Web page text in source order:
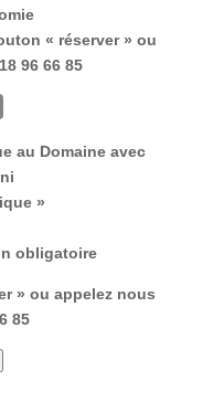
« réserver » ou
96 66 85
au Domaine avec
»
obligatoire
» ou appelez nous
85